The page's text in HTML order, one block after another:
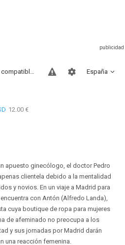
España
Sitios compatibles
12.00 €
apuesto ginecólogo, el doctor Pedro
clientela debido a la mentalidad
y novios. En un viaje a Madrid para
con Antón (Alfredo Landa),
cuya boutique de ropa para mujeres
de afeminado no preocupa a los
y sus jornadas por Madrid darán
una reacción femenina.